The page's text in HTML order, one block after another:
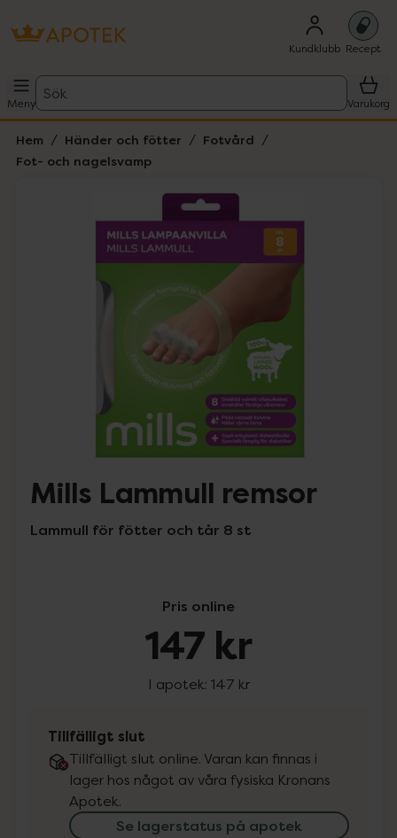
Kundklubb Recept
Meny
Sök
Varukorg
Hem Händer och fötter
Fotvård
Fot- och nagelsvamp
Lista: . Innehåller 1 objekt.
Mills Lammull remsor
Lammull för fötter och tår 8 st
Pris online
147 kr
I apotek: 147 kr
Tillfälligt slut
Tillfälligt slut online. Varan kan finnas i
lager hos något av våra fysiska Kronans
Apotek.
Se lagerstatus på apotek